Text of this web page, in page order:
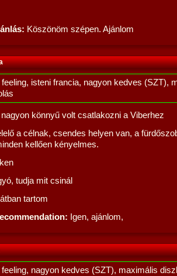
Köszönöm szépen. Ajánlom
isteni francia, nagyon kedves (SZT),
nagyon könnyű volt csatlakozni a Viberhez
a célnak, csendes helyen van, a
kellően kényelmes.
tudja mit csinál
tartom
Igen, ajánlom,
nagyon kedves (SZT), maximális